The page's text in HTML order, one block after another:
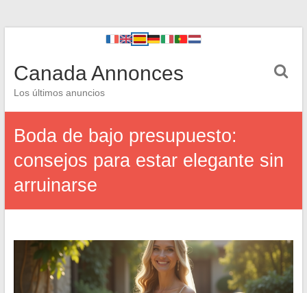
Canada Annonces
Los últimos anuncios
Boda de bajo presupuesto:
consejos para estar elegante sin
arruinarse